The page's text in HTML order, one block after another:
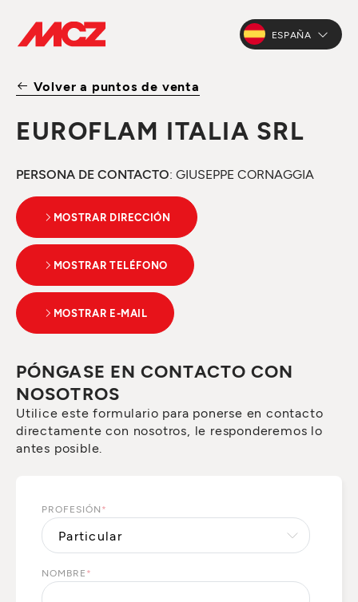
ESPAÑA
Volver a puntos de venta
EUROFLAM ITALIA SRL
PERSONA DE CONTACTO: GIUSEPPE CORNAGGIA
MOSTRAR DIRECCIÓN
MOSTRAR TELÉFONO
MOSTRAR E-MAIL
PÓNGASE EN CONTACTO CON
NOSOTROS
Utilice este formulario para ponerse en contacto
directamente con nosotros, le responderemos lo
antes posible.
PROFESIÓN *
NOMBRE *